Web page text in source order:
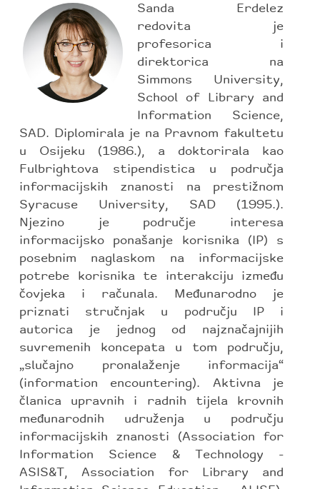
Sanda Erdelez
redovita je
profesorica i
direktorica na
Simmons University,
School of Library and
Information Science,
SAD. Diplomirala je na Pravnom fakultetu
u Osijeku (1986.), a doktorirala kao
Fulbrightova stipendistica u područja
informacijskih znanosti na prestižnom
Syracuse University, SAD (1995.).
Njezino je područje interesa
informacijsko ponašanje korisnika (IP) s
posebnim naglaskom na informacijske
potrebe korisnika te interakciju između
čovjeka i računala. Međunarodno je
priznati stručnjak u području IP i
autorica je jednog od najznačajnijih
suvremenih koncepata u tom području,
„slučajno pronalaženje informacija“
(information encountering). Aktivna je
članica upravnih i radnih tijela krovnih
međunarodnih udruženja u području
informacijskih znanosti (Association for
Information Science & Technology -
ASIS&T, Association for Library and